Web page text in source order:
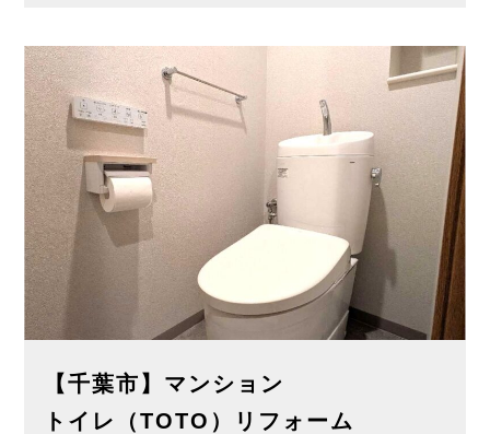
【千葉市】マンション
トイレ（TOTO）リフォーム